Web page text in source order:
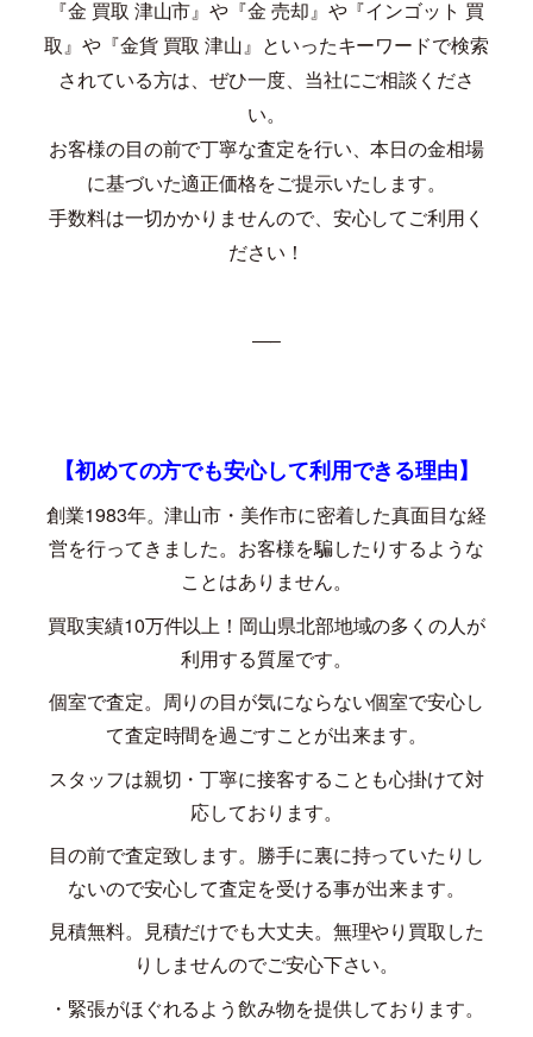
『金 買取 津山市』や『金 売却』や『インゴット 買
取』や『金貨 買取 津山』といったキーワードで検索
されている方は、ぜひ一度、当社にご相談くださ
い。
お客様の目の前で丁寧な査定を行い、本日の金相場
に基づいた適正価格をご提示いたします。
手数料は一切かかりませんので、安心してご利用く
ださい！
—–
【初めての方でも安心して利用できる理由】
創業1983年。津山市・美作市に密着した真面目な経
営を行ってきました。お客様を騙したりするような
ことはありません。
買取実績10万件以上！岡山県北部地域の多くの人が
利用する質屋です。
個室で査定。周りの目が気にならない個室で安心し
て査定時間を過ごすことが出来ます。
スタッフは親切・丁寧に接客することも心掛けて対
応しております。
目の前で査定致します。勝手に裏に持っていたりし
ないので安心して査定を受ける事が出来ます。
見積無料。見積だけでも大丈夫。無理やり買取した
りしませんのでご安心下さい。
・緊張がほぐれるよう飲み物を提供しております。